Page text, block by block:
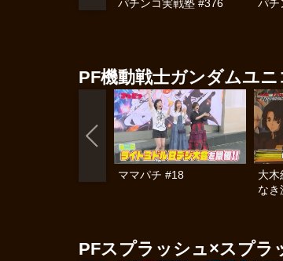
パチンコ実戦塾 #376 パチ
PF機動戦士ガンダムユ
ママパチ #18
大
なき
PFスプラッシュ×スプラ